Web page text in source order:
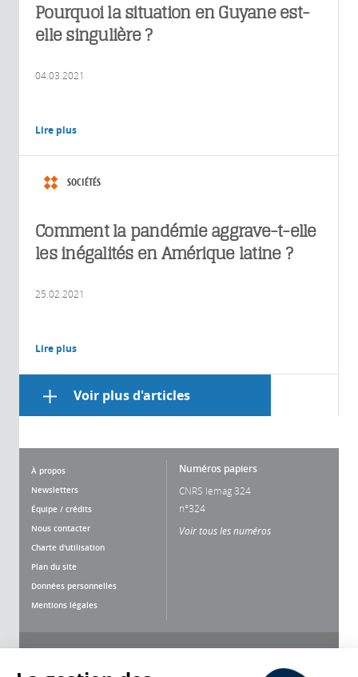
Pourquoi la situation en Guyane est-
elle singulière ?
04.03.2021
Lire plus
SOCIÉTÉS
Comment la pandémie aggrave-t-elle
les inégalités en Amérique latine ?
25.02.2021
Lire plus
Voir plus d'articles
À propos
Newsletters
Équipe / crédits
Nous contacter
Charte d'utilisation
Plan du site
Données personnelles
Mentions légales
Numéros papiers
CNRS lemag 324
n°324
Voir tous les numéros